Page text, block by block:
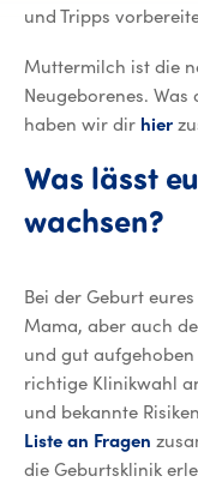
und Tripps
Muttermilch ist die
Neugeborenes.
haben wir dir hier
Was lässt
wachsen?
Bei der Geburt
Mama, aber auch
und gut
richtige Klinikwahl
und bekannte
Liste an Fragen
die Geburtsklinik